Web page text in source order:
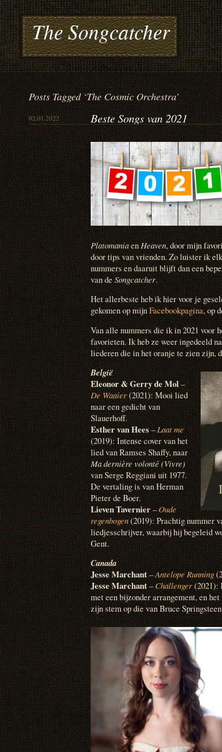
The Songcatcher
Posts Tagged ‘The Cosmic Orchestra’
02.01.2022 Beste Songs van 2021
PlatomaniaenHeaven, door mijn
door tips van vrienden. Zo luister ik
nummers en daaruit blijft dan een
van deSongcatcher.
Het allerbeste heb ik hier voor je
gekomen op mijnFacebookpagina, op
Van alle nummers die ik in 2021 voor
favorieten. Ik heb ze weer ingedeeld
liederen die in het oranje te zien zijn,
België
Eleonor & Gerry de Mol–
De Waaier(2021): Mooi lied
naar een gedicht van
Slauerhoff.
Esther van Hees–Laat me
(2019): Intense cover van het
lied van Ramses Shaffy, naar
Ma dernière volonté (Vivre)
van Serge Reggiani uit 1977.
De vertaling is van Herman
Pieter de Boer.
Lieven Tavernier–Oude
regenbogen(2019): Prachtig nummer
liedjesschrijver, waarbij hij begeleid
Gent.
Canada
Jesse Marchant–Antelope Running
Jesse Marchant–Challenger(2021):
met een bijzonder arrangement, en
zijn stem op die van Bruce